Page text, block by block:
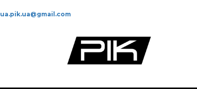
ua.pik.ua@gmail.com